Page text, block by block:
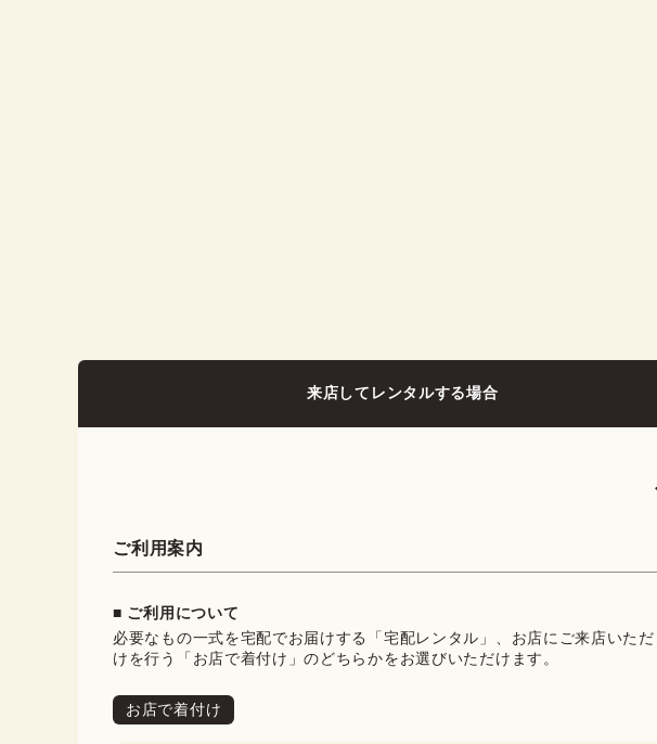
来店してレンタルする場合
ご利用案内
■ ご利用について
必要なもの一式を宅配でお届けする「宅配レンタル」、お店にご来店いた
けを行う「お店で着付け」のどちらかをお選びいただけます。
お店で着付け